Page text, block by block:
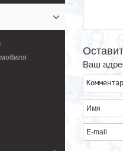
2400012)
Ваш